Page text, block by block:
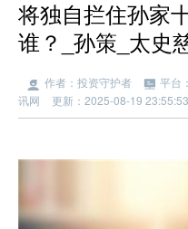
将独自拦住孙家
谁？_孙策_太史
作者：投资守护者
平台
讯网
更新：2025-08-19 23:55:53